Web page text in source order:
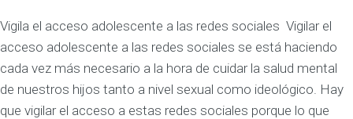
Vigila el acceso adolescente a las redes sociales Vigilar el
acceso adolescente a las redes sociales se está haciendo
cada vez más necesario a la hora de cuidar la salud mental
de nuestros hijos tanto a nivel sexual como ideológico. Hay
que vigilar el acceso a estas redes sociales porque lo que